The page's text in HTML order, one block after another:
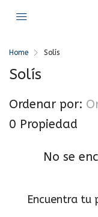
Home Solís
Solís
0 Propiedad
Ordenar por:
No se
Encuentra tu